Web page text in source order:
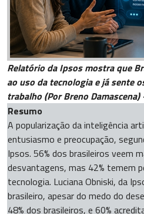
Relatório da Ipsos mostra que
ao uso da tecnologia e já sente
trabalho (Por Breno
Resumo
A popularização da inteligência
entusiasmo e preocupação,
Ipsos. 56% dos brasileiros veem
desvantagens, mas 42% temem
tecnologia. Luciana Obniski, da
brasileiro, apesar do medo do
48% dos brasileiros, e 60%